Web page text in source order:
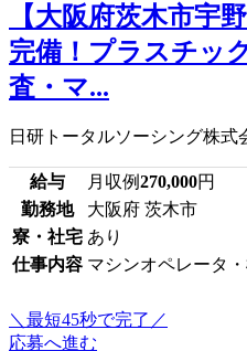
【大阪府茨木市宇
完備！プラスチッ
査・マ...
日研トータルソーシング株式
給与 月収例270,000円
勤務地
大阪府 茨木市
寮・社宅 あり
仕事内容 マシンオペレータ
＼最短45秒で完了／
応募へ進む